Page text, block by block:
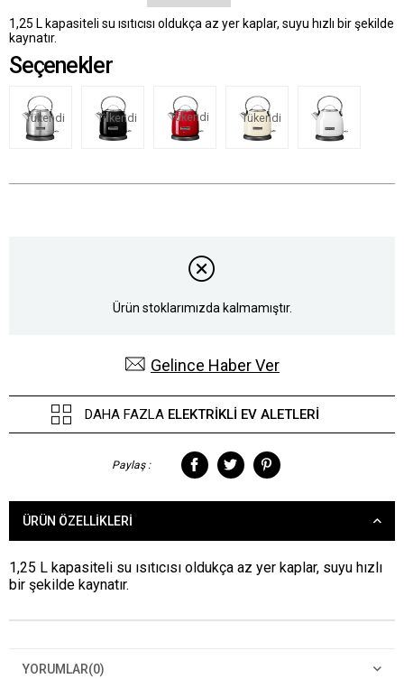
1,25 L kapasiteli su ısıtıcısı oldukça az yer kaplar, suyu hızlı bir şekilde
kaynatır.
Seçenekler
Tükendi Tükendi Tükendi Tükendi
Ürün stoklarımızda kalmamıştır.
Gelince Haber Ver
DAHA FAZLA ELEKTRIKLI EV ALETLERI
Paylaş :
ÜRÜN ÖZELLIKLERI
1,25 L kapasiteli su ısıtıcısı oldukça az yer kaplar, suyu hızlı
bir şekilde kaynatır.
YORUMLAR(0)